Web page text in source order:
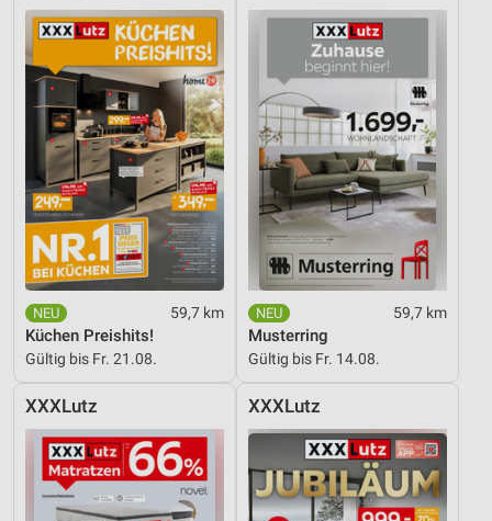
59,7 km
Küchen Preishits!
Gültig bis Fr. 21.08.
59,7 km
Musterring
Gültig bis Fr. 14.08.
XXXLutz XXXLutz